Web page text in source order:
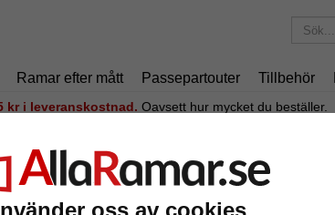
oss av cookies
Ramar efter mått Passepartouter Tillbehör
kr i leveranskostnad. Oavsett hur mycket du beställer.
Boulay
Boulay